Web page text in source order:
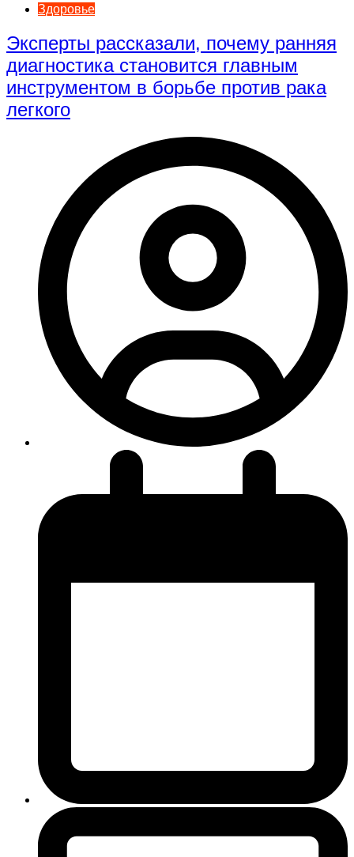
Здоровье
Эксперты рассказали, почему ранняя
диагностика становится главным
инструментом в борьбе против рака
легкого